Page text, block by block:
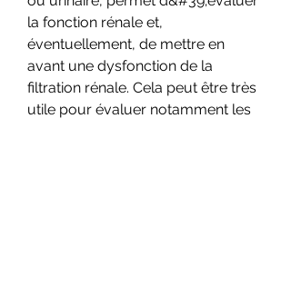
la fonction rénale et,
éventuellement, de mettre en
avant une dysfonction de la
filtration rénale. Cela peut être très
utile pour évaluer notamment les